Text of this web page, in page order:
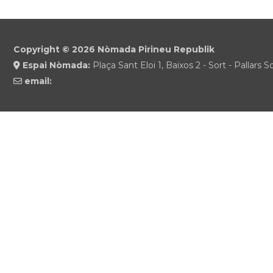
Copyright © 2026 Nòmada Pirineu Republik
Espai Nòmada: Plaça Sant Eloi 1, Baixos 2 - Sort - Pallars
email: